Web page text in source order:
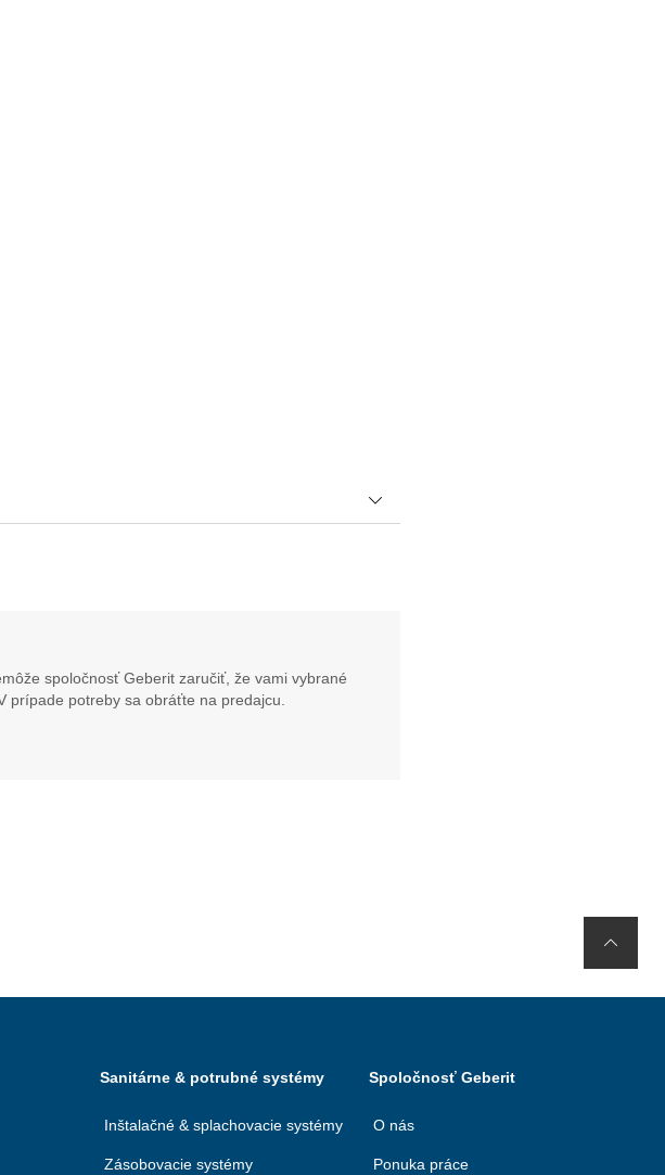
spoločnosť Geberit zaručiť, že vami vybrané
prípade potreby sa obráťte na predajcu.
Sanitárne & potrubné systémy
Inštalačné & splachovacie systémy
Zásobovacie systémy
Spoločnosť Geberit
O nás
Ponuka práce